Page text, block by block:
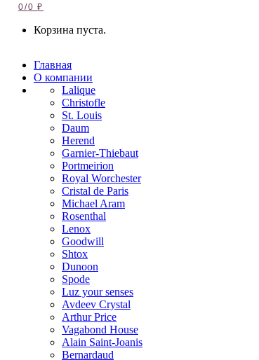
0/0₽
Корзина пуста.
Главная
О компании
Lalique
Christofle
St. Louis
Daum
Herend
Garnier-Thiebaut
Portmeirion
Royal Worchester
Cristal de Paris
Michael Aram
Rosenthal
Lenox
Goodwill
Shtox
Dunoon
Spode
Luz your senses
Avdeev Crystal
Arthur Price
Vagabond House
Alain Saint-Joanis
Bernardaud